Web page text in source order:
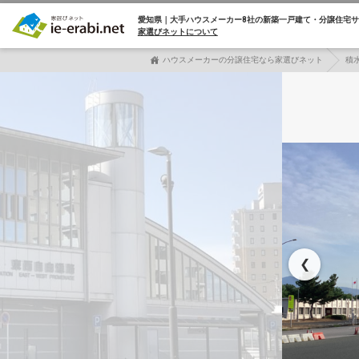
愛知県｜大手ハウスメーカー8社の新築一戸建て・分譲住宅
家選びネットについて
ハウスメーカーの分譲住宅なら家選びネット 積
❮